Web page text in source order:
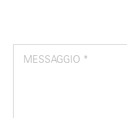
MESSAGGIO *